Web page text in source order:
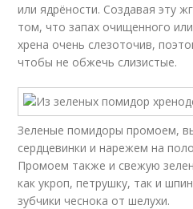
или ядрёности. Создавая эту
том, что запах очищенного
хрена очень слезоточив,
чтобы не обжечь слизистые.
Зеленые помидоры промоем,
сердцевинки и нарежем на
Промоем также и свежую
как укроп, петрушку, так и
зубчики чеснока от шелухи.